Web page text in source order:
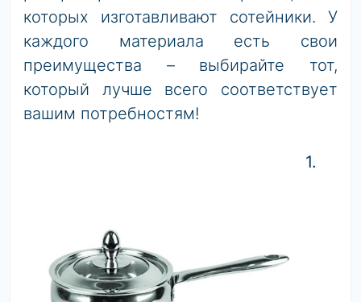
которых изготавливают сотейники. У
каждого материала есть свои
преимущества – выбирайте тот,
который лучше всего соответствует
вашим потребностям!
1.